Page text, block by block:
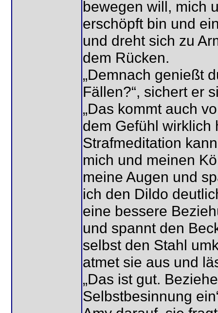
bewegen will, mich
erschöpft bin und
und dreht sich zu
dem Rücken.
„Demnach genießt
Fällen?“, sichert er
„Das kommt auch
dem Gefühl wirklich
Strafmeditation
mich und meinen
meine Augen und
ich den Dildo
eine bessere
und spannt den
selbst den Stahl
atmet sie aus und
„Das ist gut.
Selbstbesinnung